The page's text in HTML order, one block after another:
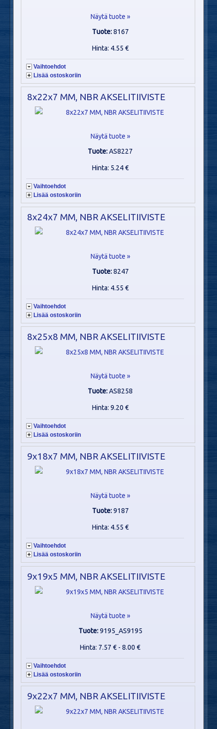
Näytä tuote »
Tuote:8167
Hinta: 4.55 €
Vaihtoehdot
Lisää ostoskoriin
8x22x7 MM, NBR AKSELITIIVISTE
Näytä tuote »
Tuote:AS8227
Hinta: 5.24 €
Vaihtoehdot
Lisää ostoskoriin
8x24x7 MM, NBR AKSELITIIVISTE
Näytä tuote »
Tuote:8247
Hinta: 4.55 €
Vaihtoehdot
Lisää ostoskoriin
8x25x8 MM, NBR AKSELITIIVISTE
Näytä tuote »
Tuote:AS8258
Hinta: 9.20 €
Vaihtoehdot
Lisää ostoskoriin
9x18x7 MM, NBR AKSELITIIVISTE
Näytä tuote »
Tuote:9187
Hinta: 4.55 €
Vaihtoehdot
Lisää ostoskoriin
9x19x5 MM, NBR AKSELITIIVISTE
Näytä tuote »
Tuote:9195_AS9195
Hinta: 7.57 € - 8.00 €
Vaihtoehdot
Lisää ostoskoriin
9x22x7 MM, NBR AKSELITIIVISTE